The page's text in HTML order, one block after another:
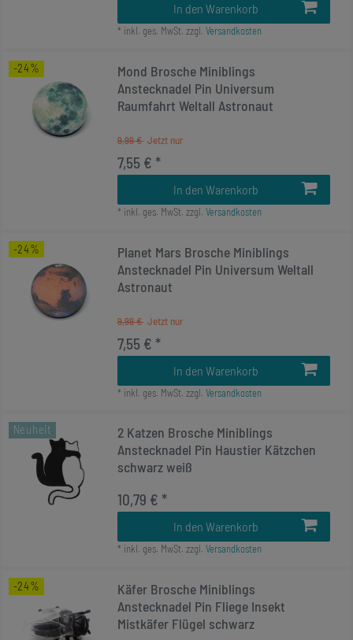
In den Warenkorb
* inkl. ges. MwSt. zzgl. Versandkosten
-24%
Mond Brosche Miniblings
Anstecknadel Pin Universum
Raumfahrt Weltall Astronaut
9,99 €
7,55 € *
In den Warenkorb
* inkl. ges. MwSt. zzgl. Versandkosten
-24%
Planet Mars Brosche Miniblings
Anstecknadel Pin Universum Weltall
Astronaut
9,99 €
7,55 € *
In den Warenkorb
* inkl. ges. MwSt. zzgl. Versandkosten
Neuheit
2 Katzen Brosche Miniblings
Anstecknadel Pin Haustier Kätzchen
schwarz weiß
10,79 € *
In den Warenkorb
* inkl. ges. MwSt. zzgl. Versandkosten
-24%
Käfer Brosche Miniblings
Anstecknadel Pin Fliege Insekt
Mistkäfer Flügel schwarz